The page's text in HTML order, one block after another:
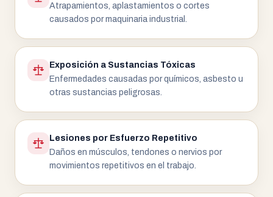
Atrapamientos, aplastamientos o cortes
causados por maquinaria industrial.
Exposición a Sustancias Tóxicas
Enfermedades causadas por químicos, asbesto u
otras sustancias peligrosas.
Lesiones por Esfuerzo Repetitivo
Daños en músculos, tendones o nervios por
movimientos repetitivos en el trabajo.